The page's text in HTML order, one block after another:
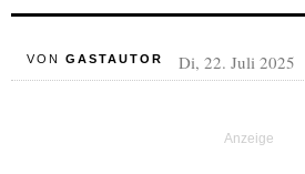
VON GASTAUTOR Di, 22. Juli 2025